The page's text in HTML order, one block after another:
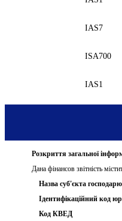
IAS7
ISA700
IAS1
Розкриття загальної
Дана фінансов звітність
Назва суб'єкта
Ідентифікаційний код
Код КВЕД